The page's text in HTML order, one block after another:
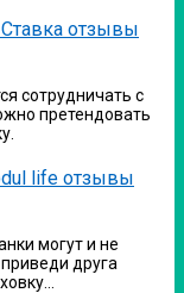
отзывы
сотрудничать с
претендовать
life отзывы
могут и не
друга